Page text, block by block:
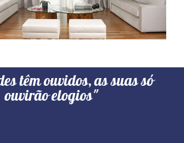
têm ouvidos, as suas só
ouvirão elogios"